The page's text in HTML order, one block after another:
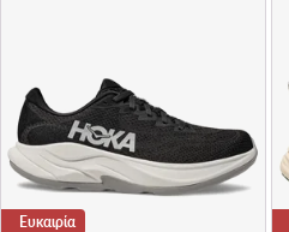
Ευκαιρία